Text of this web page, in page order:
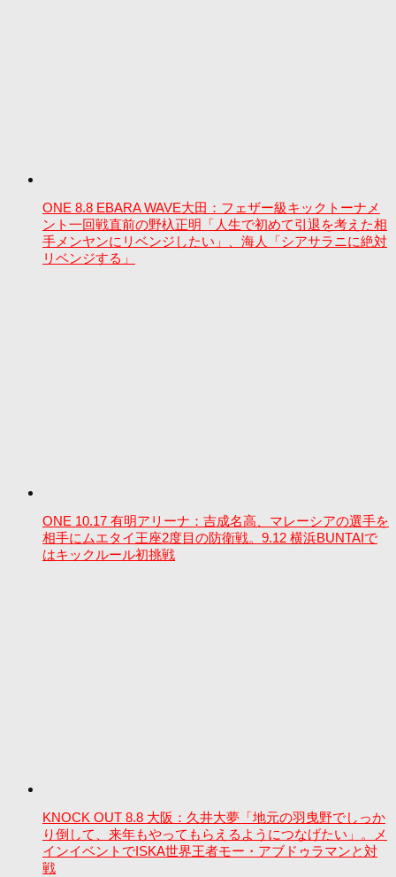
ONE 8.8 EBARA WAVE大田：フェザー級キックトーナメ
ント一回戦直前の野杁正明「人生で初めて引退を考えた相
手メンヤンにリベンジしたい」、海人「シアサラニに絶対
リベンジする」
ONE 10.17 有明アリーナ：吉成名高、マレーシアの選手を
相手にムエタイ王座2度目の防衛戦。9.12 横浜BUNTAIで
はキックルール初挑戦
KNOCK OUT 8.8 大阪：久井大夢「地元の羽曳野でしっか
り倒して、来年もやってもらえるようにつなげたい」。メ
インイベントでISKA世界王者モー・アブドゥラマンと対
戦